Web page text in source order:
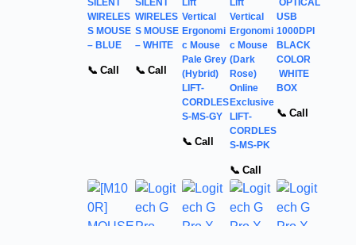
WIRELES
S MOUSE
– BLUE
📞 Call
WIRELES
S MOUSE
– WHITE
📞 Call
Vertical
Ergonomi
c Mouse
Pale Grey
(Hybrid)
LIFT-
CORDLES
S-MS-GY
📞 Call
Vertical
Ergonomi
c Mouse
(Dark
Rose)
Online
Exclusive
LIFT-
CORDLES
S-MS-PK
📞 Call
USB
1000DPI
BLACK
COLOR
WHITE
BOX
📞 Call